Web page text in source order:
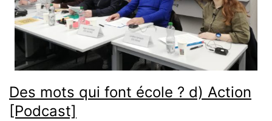
Des mots qui font école ? d) Action
[Podcast]